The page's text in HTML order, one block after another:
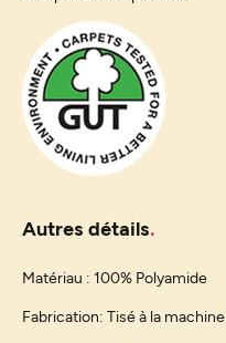
Autres détails
Matériau : 100% Polyamide
Fabrication: Tisé à la machine